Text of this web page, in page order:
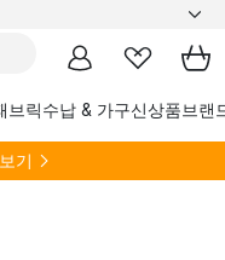
브릭수납 & 가구신상품브랜
기